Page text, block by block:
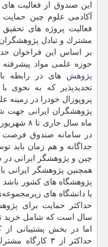
این صندوق از فعالیت
آكادمی علوم چین
فعالیت پروژه های
مشترك و تبادل
حوزه علمی مواد
پژوهش های در رابطه
تجدیدپذیر كه به نحوی با
پروپوزال خودرا در زمینه
پژوهشگران ایرانی جهت
ماه سال
در سامانه صندوق فرصت
جداگانه و هم زمان باید
چین و پژوهشگر ایرانی
همچنین پژوهشگر ایرانی
پژوهشگاه های كشور باشد
یا دانشگاه های
سال است كه شامل خرید
اما در بخش پشتیبانی
حداكثر از ۳